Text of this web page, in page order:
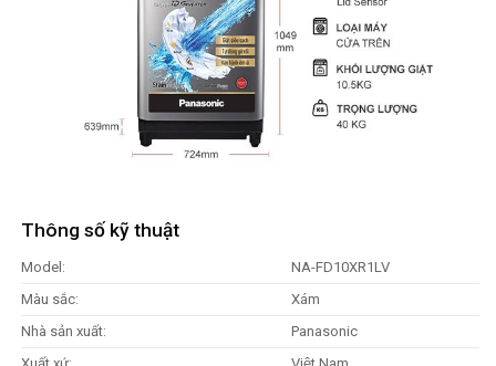
Thông số kỹ thuật
Model:
NA-FD10XR1LV
Màu sắc:
Xám
Nhà sản xuất:
Panasonic